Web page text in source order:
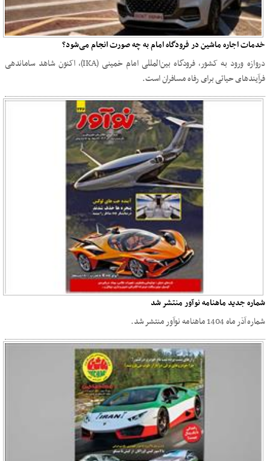
خدمات اجاره ماشین در فرودگاه امام به چه صورت انجام می‌شود؟
دروازه ورود به کشور، فرودگاه بین‌المللی امام خمینی (IKA)، اکنون شاهد ساماندهی
فرآیندهای حیاتی برای رفاه مسافران است.
شماره جدید ماهنامه نوآور منتشر شد
شماره آذر ماه 1404 ماهنامه نوآور منتشر شد.